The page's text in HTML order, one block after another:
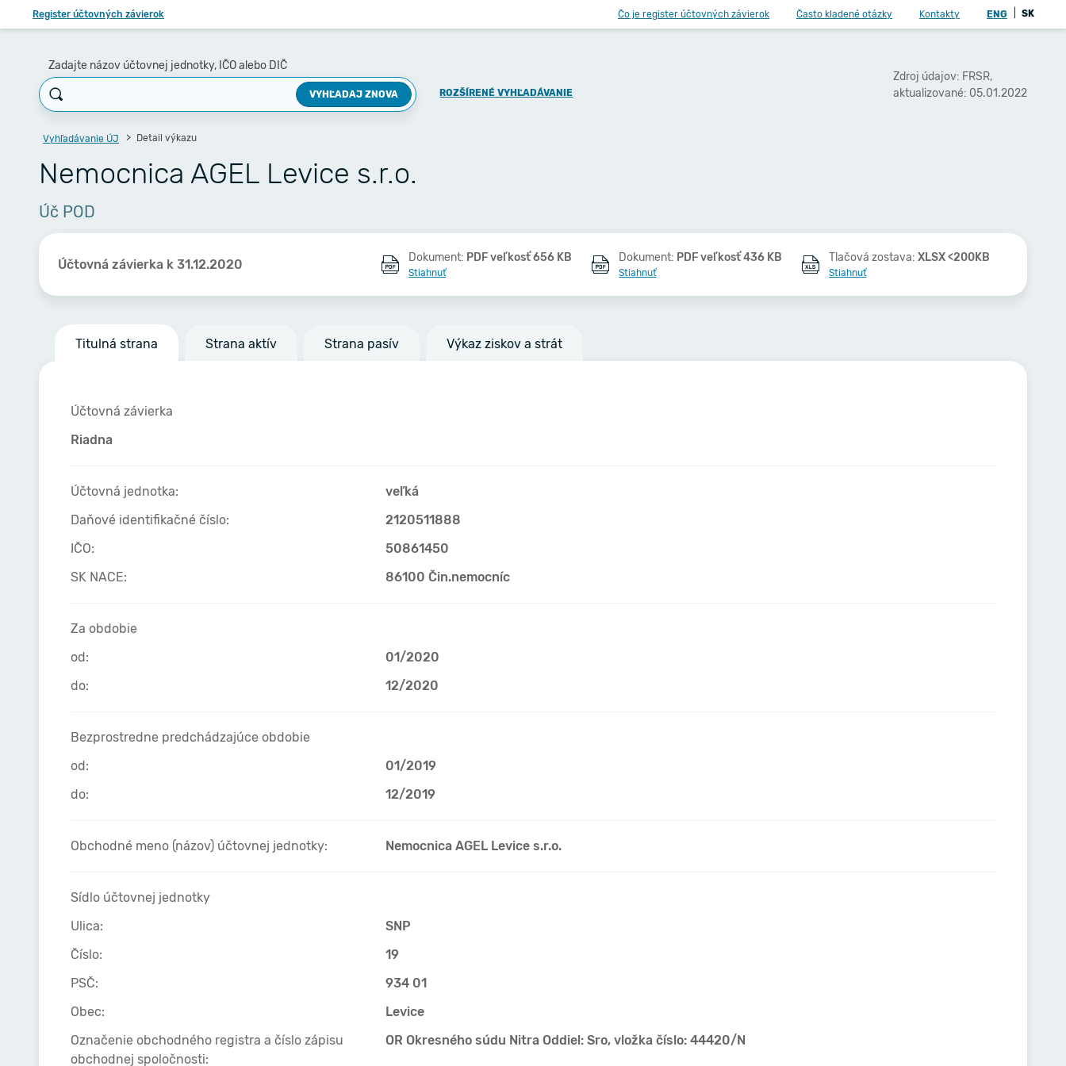
Register účtovných závierok Čo je register účtovných závierok Často kladené otázky Kontakty ENG SK
Zadajte názov účtovnej jednotky, IČO alebo DIČ
VYHĽADAJ ZNOVA ROZŠÍRENÉ VYHĽADÁVANIE
Zdroj údajov: FRSR,
aktualizované: 05.01.2022
Vyhľadávanie ÚJ Detail výkazu
Nemocnica AGEL Levice s.r.o.
Úč POD
Účtovná závierka k 31.12.2020 Dokument: PDF veľkosť 656 KB
Stiahnuť
Dokument: PDF veľkosť 436 KB
Stiahnuť
Tlačová zostava:XLSX <200KB
Stiahnuť
Titulná strana Strana aktív Strana pasív Výkaz ziskov a strát
Účtovná závierka
Riadna
Účtovná jednotka:
veľká
Daňové identifikačné číslo:
2120511888
IČO:
50861450
SK NACE:
86100 Čin.nemocníc
Za obdobie
od:
01/2020
do:
12/2020
Bezprostredne predchádzajúce obdobie
od:
01/2019
do:
12/2019
Obchodné meno (názov) účtovnej jednotky: Nemocnica AGEL Levice s.r.o.
Sídlo účtovnej jednotky
Ulica:
SNP
Číslo:
19
PSČ:
934 01
Obec:
Levice
Označenie obchodného registra a číslo zápisu
obchodnej spoločnosti:
OR Okresného súdu Nitra Oddiel: Sro, vložka číslo: 44420/N